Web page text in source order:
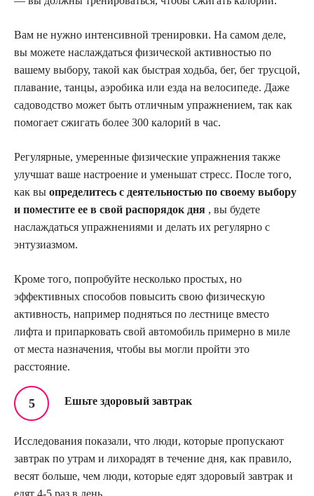
Вам не нужно интенсивной тренировки. На самом деле,
вы можете наслаждаться физической активностью по
вашему выбору, такой как быстрая ходьба, бег, бег трусцой,
плавание, танцы, аэробика или езда на велосипеде. Даже
садоводство может быть отличным упражнением, так как
помогает сжигать более 300 калорий в час.
Регулярные, умеренные физические упражнения также
улучшат ваше настроение и уменьшат стресс. После того,
как вы определитесь с деятельностью по своему выбору
и поместите ее в свой распорядок дня , вы будете
наслаждаться упражнениями и делать их регулярно с
энтузиазмом.
Кроме того, попробуйте несколько простых, но
эффективных способов повысить свою физическую
активность, например подняться по лестнице вместо
лифта и припарковать свой автомобиль примерно в миле
от места назначения, чтобы вы могли пройти это
расстояние.
Ешьте здоровый завтрак
Исследования показали, что люди, которые пропускают
завтрак по утрам и лихорадят в течение дня, как правило,
весят больше, чем люди, которые едят здоровый завтрак и
едят 4-5 раз в день.